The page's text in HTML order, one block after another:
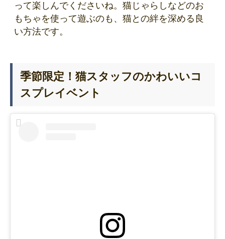
って楽しんでくださいね。猫じゃらしなどのお
もちゃを使って遊ぶのも、猫との絆を深める良
い方法です。
季節限定！猫スタッフのかわいいコ
スプレイベント